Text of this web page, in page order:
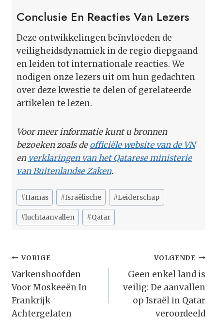
Conclusie En Reacties Van Lezers
Deze ontwikkelingen beïnvloeden de
veiligheidsdynamiek in de regio diepgaand
en leiden tot internationale reacties. We
nodigen onze lezers uit om hun gedachten
over deze kwestie te delen of gerelateerde
artikelen te lezen.
Voor meer informatie kunt u bronnen
bezoeken zoals deofficiële website van de VN
en verklaringen van het Qatarese ministerie
van Buitenlandse Zaken.
Bericht
tags:
#Hamas #Israëlische #Leiderschap
#luchtaanvallen #Qatar
Bericht
Navigatie
VORIGE
Varkenshoofden
Voor Moskeeën In
Frankrijk
Achtergelaten
VOLGENDE
Geen enkel land is
veilig: De aanvallen
op Israël in Qatar
veroordeeld